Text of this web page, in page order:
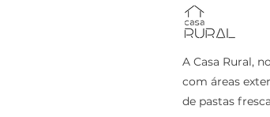
A Casa Rural,
com áreas
de pastas